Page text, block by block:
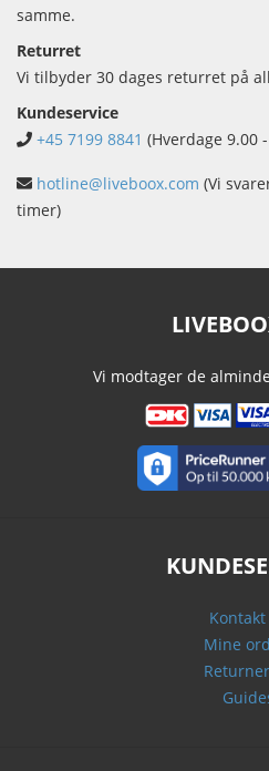
samme.
Returret
Vi tilbyder 30 dages returret på
Kundeservice
+45 7199 8841 (Hverdage 9.00
hotline@liveboox.com (Vi
timer)
Vi modtager de
Kontakt
Mine